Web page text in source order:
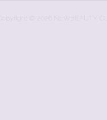
Copyright © NEWBEAUTY